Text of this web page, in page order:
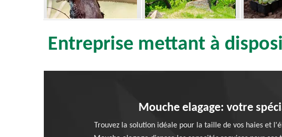
Entreprise mettant à
Mouche elagage: votre
Trouvez la solution idéale pour la taille de vos haies et